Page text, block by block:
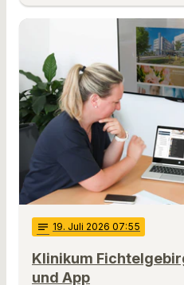
notes 19. Juli 2026 07:55
Klinikum
und App